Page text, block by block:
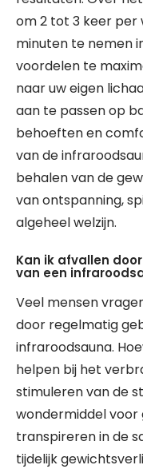
om 2 tot 3 keer per
minuten te nemen
voordelen te
naar uw eigen
aan te passen op
behoeften en
van de
behalen van de
van ontspanning,
algeheel welzijn.
Kan ik afvallen
van een
Veel mensen
door regelmatig
infraroodsauna.
helpen bij het
stimuleren van de
wondermiddel voor
transpireren in de
tijdelijk